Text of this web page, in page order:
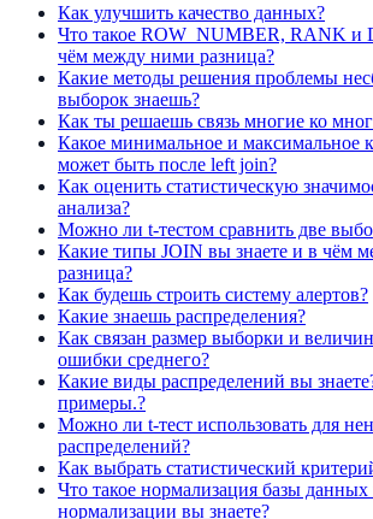
Как улучшить качество данных?
Что такое ROW_NUMBER, RANK и
чём между ними разница?
Какие методы решения проблемы
выборок знаешь?
Как ты решаешь связь многие ко
Какое минимальное и максимальное
может быть после left join?
Как оценить статистическую
анализа?
Можно ли t-тестом сравнить две
Какие типы JOIN вы знаете и в чём
разница?
Как будешь строить систему алертов?
Какие знаешь распределения?
Как связан размер выборки и
ошибки среднего?
Какие виды распределений вы
примеры.?
Можно ли t-тест использовать для
распределений?
Как выбрать статистический
Что такое нормализация базы
нормализации вы знаете?